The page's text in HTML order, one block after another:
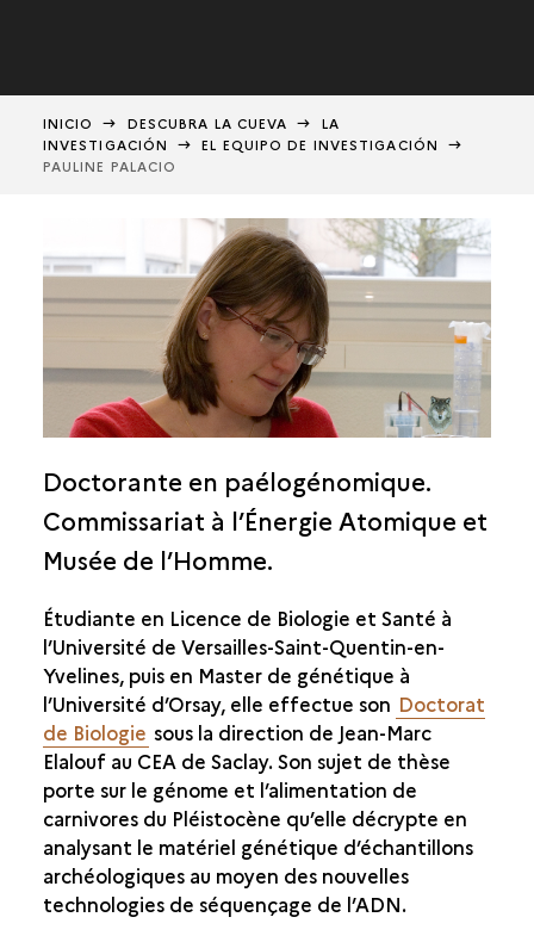
INICIO DESCUBRA LA CUEVA
LA
INVESTIGACIÓN
EL EQUIPO DE INVESTIGACIÓN
PAULINE PALACIO
Doctorante en paélogénomique.
Commissariat à l’Énergie Atomique et
Musée de l’Homme.
Étudiante en Licence de Biologie et Santé à
l’Université de Versailles-Saint-Quentin-en-
Yvelines, puis en Master de génétique à
l’Université d’Orsay, elle effectue son Doctorat
de Biologie sous la direction de Jean-Marc
Elalouf au CEA de Saclay. Son sujet de thèse
porte sur le génome et l’alimentation de
carnivores du Pléistocène qu’elle décrypte en
analysant le matériel génétique d’échantillons
archéologiques au moyen des nouvelles
technologies de séquençage de l’ADN.